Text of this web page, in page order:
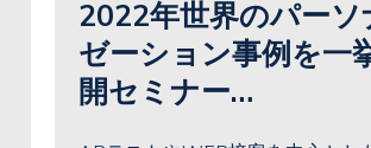
2022年世界のパーソ
ゼーション事例を一
開セミナー